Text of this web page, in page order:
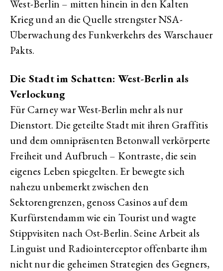
West-Berlin – mitten hinein in den Kalten
Krieg und an die Quelle strengster NSA-
Überwachung des Funkverkehrs des Warschauer
Pakts.
Die Stadt im Schatten: West-Berlin als
Verlockung
Für Carney war West-Berlin mehr als nur
Dienstort. Die geteilte Stadt mit ihren Graffitis
und dem omnipräsenten Betonwall verkörperte
Freiheit und Aufbruch – Kontraste, die sein
eigenes Leben spiegelten. Er bewegte sich
nahezu unbemerkt zwischen den
Sektorengrenzen, genoss Casinos auf dem
Kurfürstendamm wie ein Tourist und wagte
Stippvisiten nach Ost-Berlin. Seine Arbeit als
Linguist und Radiointerceptor offenbarte ihm
nicht nur die geheimen Strategien des Gegners,